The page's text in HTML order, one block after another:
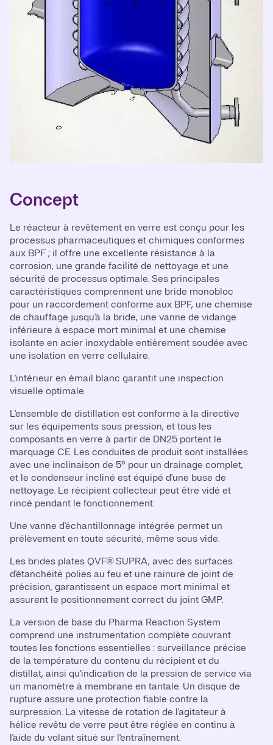
Concept
Le réacteur à revêtement en verre est conçu pour les
processus pharmaceutiques et chimiques conformes
aux BPF ; il offre une excellente résistance à la
corrosion, une grande facilité de nettoyage et une
sécurité de processus optimale. Ses principales
caractéristiques comprennent une bride monobloc
pour un raccordement conforme aux BPF, une chemise
de chauffage jusqu'à la bride, une vanne de vidange
inférieure à espace mort minimal et une chemise
isolante en acier inoxydable entièrement soudée avec
une isolation en verre cellulaire.
L'intérieur en émail blanc garantit une inspection
visuelle optimale.
L'ensemble de distillation est conforme à la directive
sur les équipements sous pression, et tous les
composants en verre à partir de DN25 portent le
marquage CE. Les conduites de produit sont installées
avec une inclinaison de 5° pour un drainage complet,
et le condenseur incliné est équipé d'une buse de
nettoyage. Le récipient collecteur peut être vidé et
rincé pendant le fonctionnement.
Une vanne d'échantillonnage intégrée permet un
prélèvement en toute sécurité, même sous vide.
Les brides plates QVF® SUPRA, avec des surfaces
d'étanchéité polies au feu et une rainure de joint de
précision, garantissent un espace mort minimal et
assurent le positionnement correct du joint GMP.
La version de base du Pharma Reaction System
comprend une instrumentation complète couvrant
toutes les fonctions essentielles : surveillance précise
de la température du contenu du récipient et du
distillat, ainsi qu'indication de la pression de service via
un manomètre à membrane en tantale. Un disque de
rupture assure une protection fiable contre la
surpression. La vitesse de rotation de l'agitateur à
hélice revêtu de verre peut être réglée en continu à
l'aide du volant situé sur l'entraînement.